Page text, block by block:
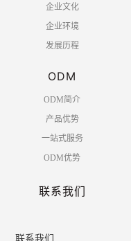
企业文化
企业环境
发展历程
ODM
ODM简介
产品优势
一站式服务
ODM优势
联系我们
联系我们